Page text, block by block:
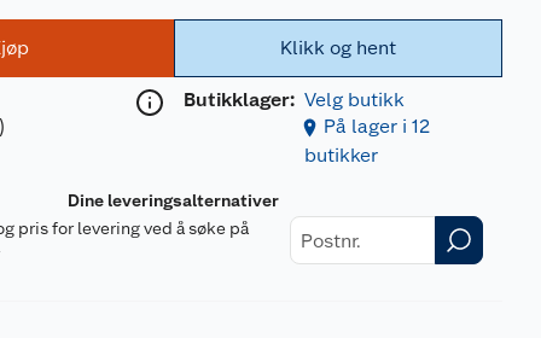
Klikk og hent
Butikklager: Velg butikk
På lager i 12
butikker
Dine leveringsalternativer
pris for levering ved å søke på